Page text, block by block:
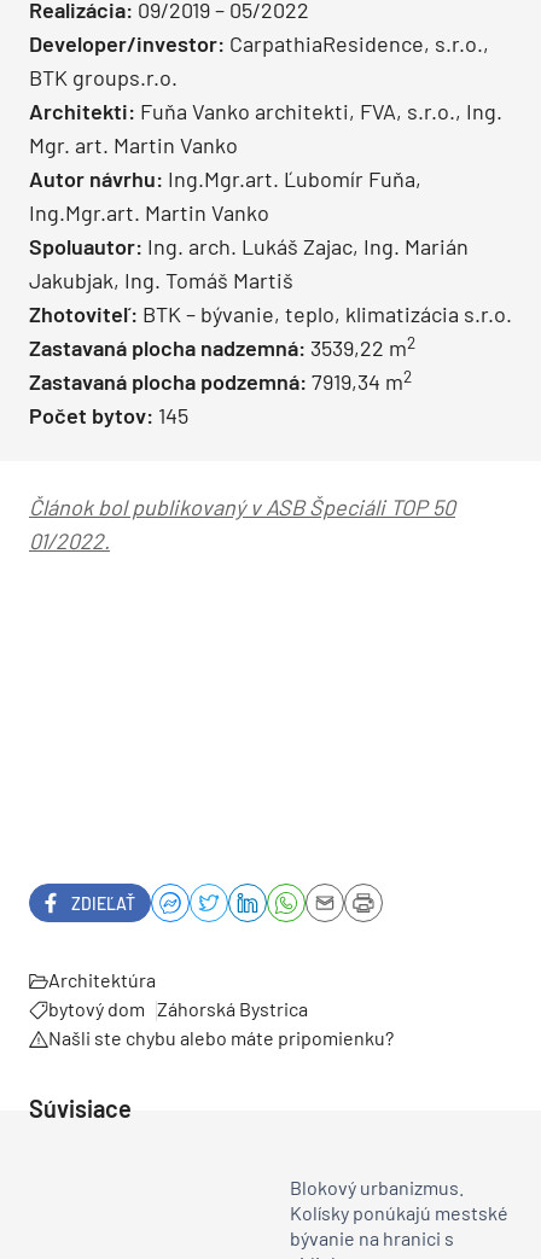
Realizácia: 09/2019 – 05/2022
Developer/investor: CarpathiaResidence, s.r.o.,
BTK groups.r.o.
Architekti: Fuňa Vanko architekti, FVA, s.r.o., Ing.
Mgr. art. Martin Vanko
Autor návrhu: Ing.Mgr.art. Ľubomír Fuňa,
Ing.Mgr.art. Martin Vanko
Spoluautor: Ing. arch. Lukáš Zajac, Ing. Marián
Jakubjak, Ing. Tomáš Martiš
Zhotoviteľ: BTK – bývanie, teplo, klimatizácia s.r.o.
Zastavaná plocha nadzemná: 3539,22 m2
Zastavaná plocha podzemná: 7919,34 m2
Počet bytov: 145
Článok bol publikovaný v ASB Špeciáli TOP 50
01/2022.
ZDIEĽAŤ
Architektúra
bytový dom Záhorská Bystrica
Našli ste chybu alebo máte pripomienku?
Súvisiace
Blokový urbanizmus.
Kolísky ponúkajú mestské
bývanie na hranici s